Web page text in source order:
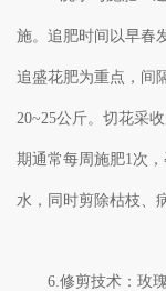
施。追肥时间以早春
追盛花肥为重点，间
20~25公斤。切花采
期通常每周施肥1次
水，同时剪除枯枝、
6.修剪技术：玫瑰